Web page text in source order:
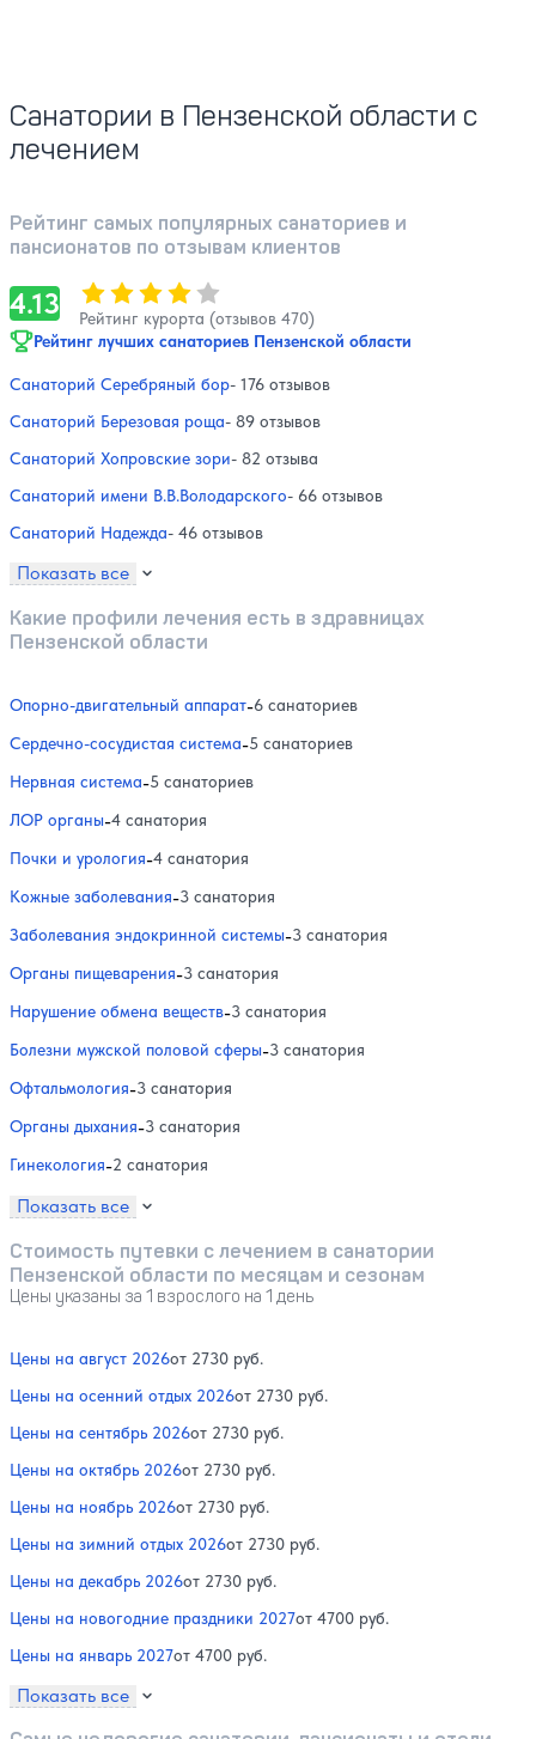
Санатории в Пензенской области с
лечением
Рейтинг самых популярных санаториев и
пансионатов по отзывам клиентов
4.13 Оценка, количество звезд:
Рейтинг курорта (отзывов 470)
Рейтинг лучших санаториев Пензенской области
Санаторий Серебряный бор- 176 отзывов
Санаторий Березовая роща- 89 отзывов
Санаторий Хопровские зори- 82 отзыва
Санаторий имени В.В.Володарского- 66 отзывов
Санаторий Надежда- 46 отзывов
Показать все
Какие профили лечения есть в здравницах
Пензенской области
Опорно-двигательный аппарат-6 санаториев
Сердечно-сосудистая система-5 санаториев
Нервная система-5 санаториев
ЛОР органы-4 санатория
Почки и урология-4 санатория
Кожные заболевания-3 санатория
Заболевания эндокринной системы-3 санатория
Органы пищеварения-3 санатория
Нарушение обмена веществ-3 санатория
Болезни мужской половой сферы-3 санатория
Офтальмология-3 санатория
Органы дыхания-3 санатория
Гинекология-2 санатория
Показать все
Стоимость путевки с лечением в санатории
Пензенской области по месяцам и сезонам
Цены указаны за 1 взрослого на 1 день
Цены на август 2026от 2730 руб.
Цены на осенний отдых 2026от 2730 руб.
Цены на сентябрь 2026от 2730 руб.
Цены на октябрь 2026от 2730 руб.
Цены на ноябрь 2026от 2730 руб.
Цены на зимний отдых 2026от 2730 руб.
Цены на декабрь 2026от 2730 руб.
Цены на новогодние праздники 2027от 4700 руб.
Цены на январь 2027от 4700 руб.
Показать все